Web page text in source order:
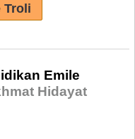
Emile
Hidayat